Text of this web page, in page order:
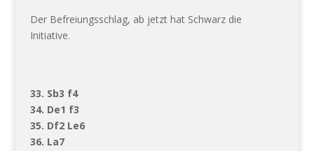
Der Befreiungsschlag, ab jetzt hat Schwarz die
Initiative.
33. Sb3 f4
34. De1 f3
35. Df2 Le6
36. La7